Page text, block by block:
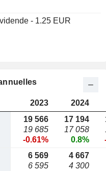
- 1.25 EUR
2023 2024
19 566
19 685
-0.61%
17 194
17 058
0.8%
6 569
6 595
4 667
4 300